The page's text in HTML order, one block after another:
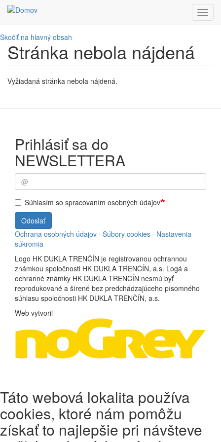
Skočiť na hlavný obsah
Stránka nebola nájdená
Vyžiadaná stránka nebola nájdená.
Prihlásiť sa do
NEWSLETTERA
Súhlasím so spracovaním osobných údajov
Odoslať
Ochrana osobných údajov · Súbory cookies · Nastavenia
súkromia
Logo HK DUKLA TRENČÍN je registrovanou ochrannou
známkou spoločnosti HK DUKLA TRENČÍN, a.s. Logá a
ochranné známky HK DUKLA TRENČÍN nesmú byť
reprodukované a šírené bez predchádzajúceho písomného
súhlasu spoločnosti HK DUKLA TRENČÍN, a.s.
Web vytvoril
Táto webová lokalita používa
cookies, ktoré nám pomôžu
získať to najlepšie pri návšteve